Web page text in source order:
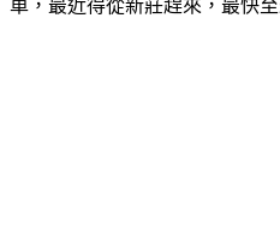
車，最近得從新莊趕來，最快